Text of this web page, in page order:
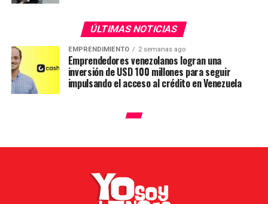
ÚLTIMAS NOTICIAS
EMPRENDIMIENTO 2 semanas ago
Emprendedores venezolanos logran una
inversión de USD 100 millones para seguir
impulsando el acceso al crédito en Venezuela